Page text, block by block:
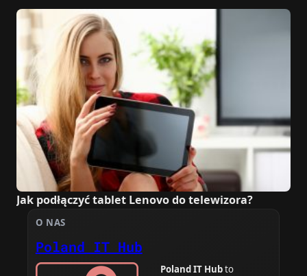
Jak podłączyć tablet Lenovo do telewizora?
O NAS
Poland IT Hub
Poland IT Hubto